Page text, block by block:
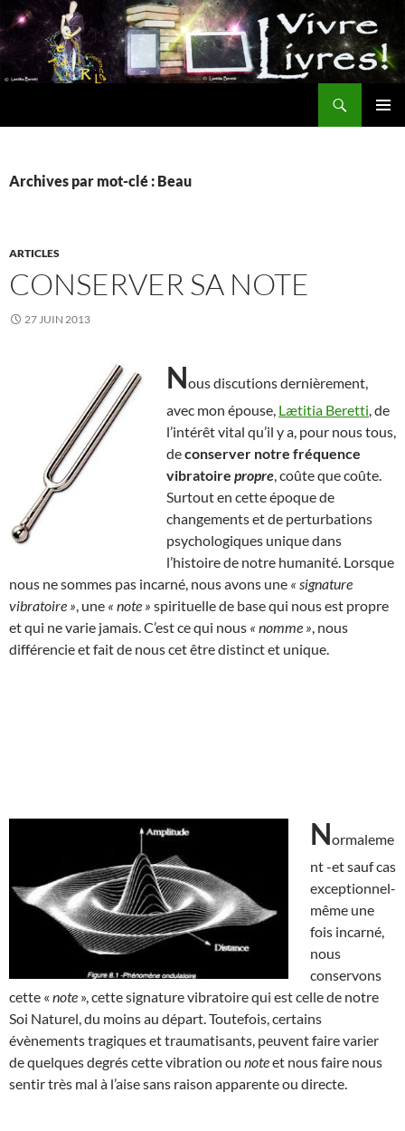
Aller
au
contenu
Archives par mot-clé : Beau
ARTICLES
CONSERVER SA NOTE
27 JUIN 2013
Nous discutions dernièrement,
avec mon épouse, Lætitia Beretti , de
l’intérêt vital qu’il y a, pour nous tous,
deconserver notre fréquence
vibratoire propre , coûte que coûte.
Surtout en cette époque de
changements et de perturbations
psychologiques unique dans
l’histoire de notre humanité. Lorsque
nous ne sommes pas incarné, nous avons une « signature
vibratoire » , une « note » spirituelle de base qui nous est propre
et qui ne varie jamais. C’est ce qui nous « nomme » , nous
différencie et fait de nous cet être distinct et unique.
Normaleme
nt -et sauf cas
exceptionnel-
même une
fois incarné,
nous
conservons
cette « note », cette signature vibratoire qui est celle de notre
Soi Naturel, du moins au départ. Toutefois, certains
évènements tragiques et traumatisants, peuvent faire varier
de quelques degrés cette vibration ou noteet nous faire nous
sentir très mal à l’aise sans raison apparente ou directe.